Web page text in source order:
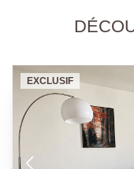
EXCLUSIF